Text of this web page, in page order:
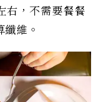
右，不需要餐餐
維。